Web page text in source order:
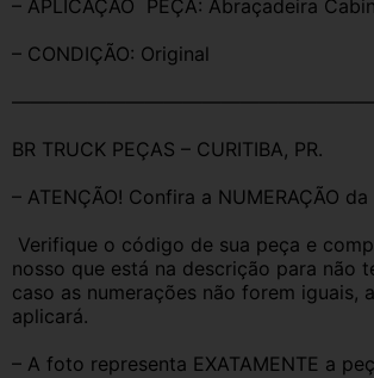
– APLICAÇÃO  PEÇA: Abraçadeira
– CONDIÇÃO: Original
BR TRUCK PEÇAS – CURITIBA, PR.
– ATENÇÃO! Confira a NUMERAÇÃO da
nosso que está na descrição para não
caso as numerações não forem iguais,
aplicará.
– A foto representa EXATAMENTE a